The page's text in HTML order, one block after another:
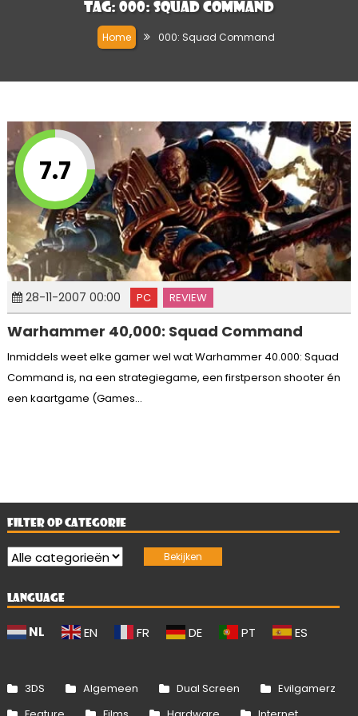
Tag: 000: Squad Command
Home 000: Squad Command
7.7
28-11-2007 00:00 PC REVIEW
Warhammer 40,000: Squad Command
Inmiddels weet elke gamer wel wat Warhammer 40.000: Squad
Command is, na een strategiegame, een firstperson shooter én
een kaartgame (Games...
FILTER OP CATEGORIE
LANGUAGE
NL EN FR DE PT ES
3DS Algemeen Dual Screen
Evilgamerz